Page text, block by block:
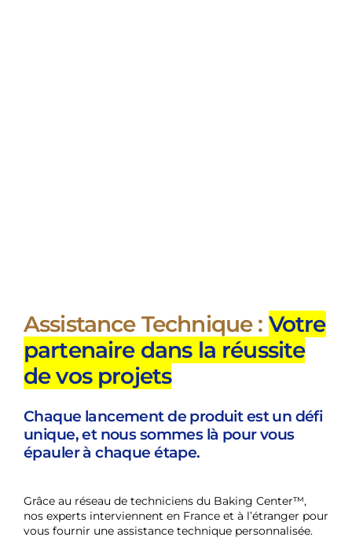
Assistance Technique : Votre
partenaire dans la réussite
de vos projets
Chaque lancement de produit est un défi
unique, et nous sommes là pour vous
épauler à chaque étape.
Grâce au réseau de techniciens du Baking Center™,
nos experts interviennent en France et à l’étranger pour
vous fournir une assistance technique personnalisée.